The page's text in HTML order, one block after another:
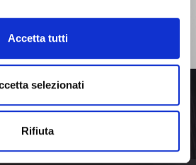
Accetta tutti
selezionati
Rifiuta
Project Example 2 –